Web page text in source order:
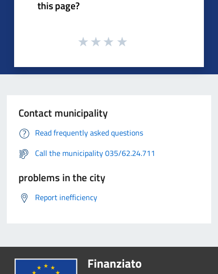
this page?
Contact municipality
Read frequently asked questions
Call the municipality 035/62.24.711
problems in the city
Report inefficiency